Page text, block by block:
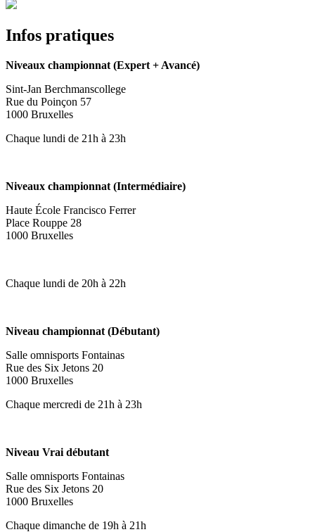
Infos pratiques
Niveaux championnat (Expert + Avancé)
Sint-Jan Berchmanscollege
Rue du Poinçon 57
1000 Bruxelles
Chaque lundi de 21h à 23h
Niveaux championnat (Intermédiaire)
Haute École Francisco Ferrer
Place Rouppe 28
1000 Bruxelles
Chaque lundi de 20h à 22h
Niveau championnat (Débutant)
Salle omnisports Fontainas
Rue des Six Jetons 20
1000 Bruxelles
Chaque mercredi de 21h à 23h
Niveau Vrai débutant
Salle omnisports Fontainas
Rue des Six Jetons 20
1000 Bruxelles
Chaque dimanche de 19h à 21h